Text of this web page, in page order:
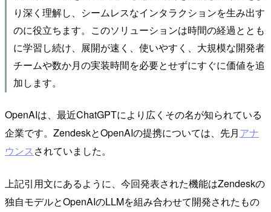
り深く理解し、シームレスなインタラクションを生み出す
のに役立ちます。このソリューションは時間の経過ととも
に学習し続け、展開が速く、使いやすく、大規模な開発者
チームや数か月の実装時間を必要とせずにすぐに価値を追
加します。
OpenAIは、最近ChatGPTにより広くその名が知られている
企業です。ZendeskとOpenAIの提携については、先月アナ
ウンスされていました。
上記引用文にあるように、今回発表された機能はZendeskの
独自モデルとOpenAIのLLMを組み合わせて開発されたもの